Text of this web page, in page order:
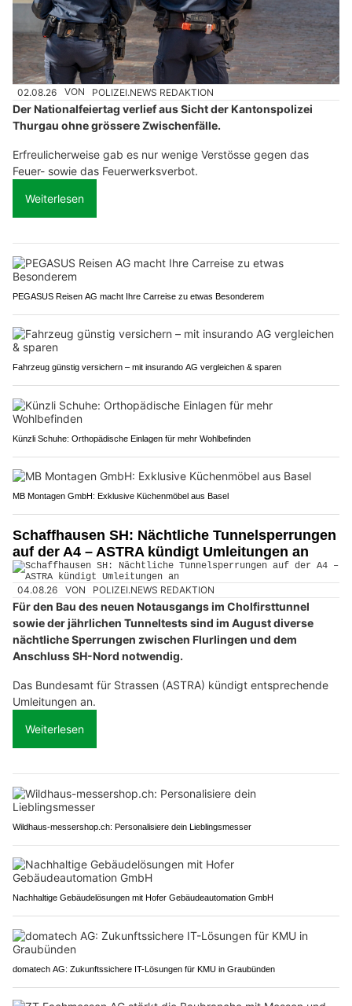
02.08.26 VON POLIZEI.NEWS REDAKTION
Der Nationalfeiertag verlief aus Sicht der Kantonspolizei
Thurgau ohne grössere Zwischenfälle.
Erfreulicherweise gab es nur wenige Verstösse gegen das
Feuer- sowie das Feuerwerksverbot.
Weiterlesen
PEGASUS Reisen AG macht Ihre Carreise zu etwas Besonderem
Fahrzeug günstig versichern – mit insurando AG vergleichen & sparen
Künzli Schuhe: Orthopädische Einlagen für mehr Wohlbefinden
MB Montagen GmbH: Exklusive Küchenmöbel aus Basel
Schaffhausen SH: Nächtliche Tunnelsperrungen
auf der A4 – ASTRA kündigt Umleitungen an
04.08.26 VON POLIZEI.NEWS REDAKTION
Für den Bau des neuen Notausgangs im Cholfirsttunnel
sowie der jährlichen Tunneltests sind im August diverse
nächtliche Sperrungen zwischen Flurlingen und dem
Anschluss SH-Nord notwendig.
Das Bundesamt für Strassen (ASTRA) kündigt entsprechende
Umleitungen an.
Weiterlesen
Wildhaus-messershop.ch: Personalisiere dein Lieblingsmesser
Nachhaltige Gebäudelösungen mit Hofer Gebäudeautomation GmbH
domatech AG: Zukunftssichere IT-Lösungen für KMU in Graubünden